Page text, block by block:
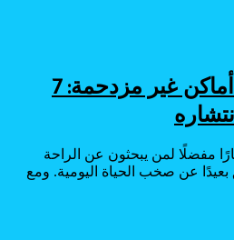
السفر الهادئ، أماكن غير مزدحمة: 7
مفضلًا لمن يبحثون عن الراحة
عن صخب الحياة اليومية. ومع